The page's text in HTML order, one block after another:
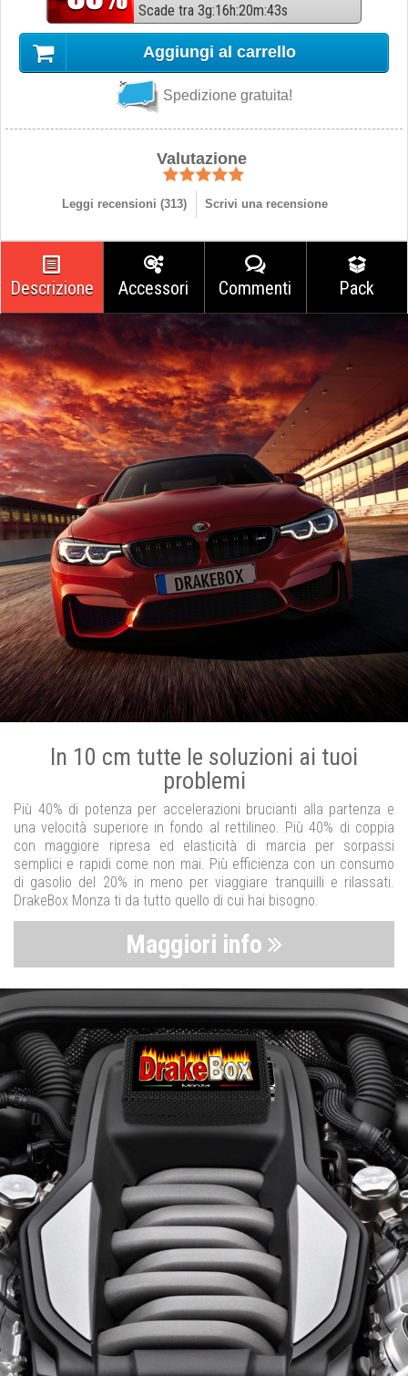
Scade tra 3g:16h:20m:42s
Aggiungi al carrello
Spedizione gratuita!
Valutazione
Leggi recensioni (313) Scrivi una recensione
Descrizione Accessori Commenti Pack
In 10 cm tutte le soluzioni ai tuoi
problemi
Più 40% di potenza per accelerazioni brucianti alla partenza e
una velocità superiore in fondo al rettilineo. Più 40% di coppia
con maggiore ripresa ed elasticità di marcia per sorpassi
semplici e rapidi come non mai. Più efficienza con un consumo
di gasolio del 20% in meno per viaggiare tranquilli e rilassati.
DrakeBox Monza ti da tutto quello di cui hai bisogno.
Maggiori info